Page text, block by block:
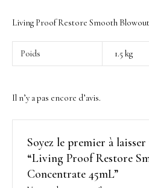
Living Proof Restore Smooth
Poids 1.5 kg
Il n’y a pas encore d’avis.
Soyez le premier à
“Living Proof Restore
Concentrate 45mL”